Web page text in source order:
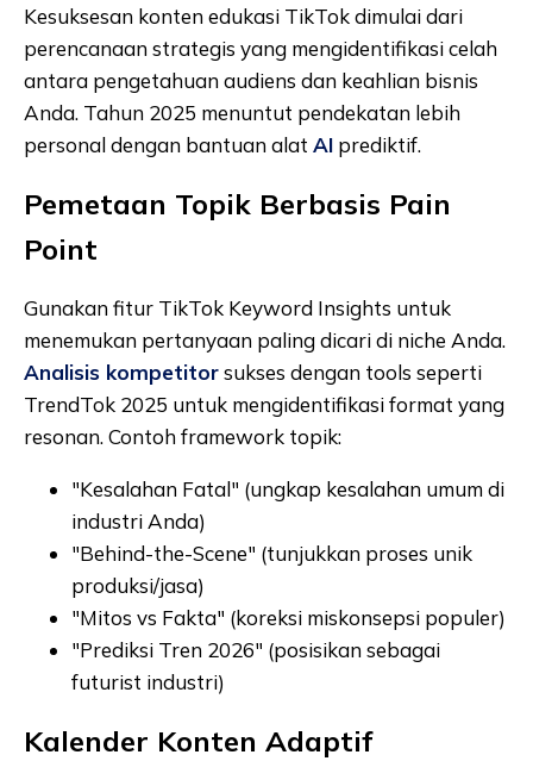
Kesuksesan konten edukasi TikTok dimulai dari
perencanaan strategis yang mengidentifikasi celah
antara pengetahuan audiens dan keahlian bisnis
Anda. Tahun 2025 menuntut pendekatan lebih
personal dengan bantuan alat AI prediktif.
Pemetaan Topik Berbasis Pain
Point
Gunakan fitur TikTok Keyword Insights untuk
menemukan pertanyaan paling dicari di niche Anda.
Analisis kompetitorsukses dengan tools seperti
TrendTok 2025 untuk mengidentifikasi format yang
resonan. Contoh framework topik:
"Kesalahan Fatal" (ungkap kesalahan umum di
industri Anda)
"Behind-the-Scene" (tunjukkan proses unik
produksi/jasa)
"Mitos vs Fakta" (koreksi miskonsepsi populer)
"Prediksi Tren 2026" (posisikan sebagai
futurist industri)
Kalender Konten Adaptif